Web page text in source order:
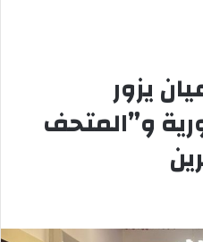
يزور
و”المتحف